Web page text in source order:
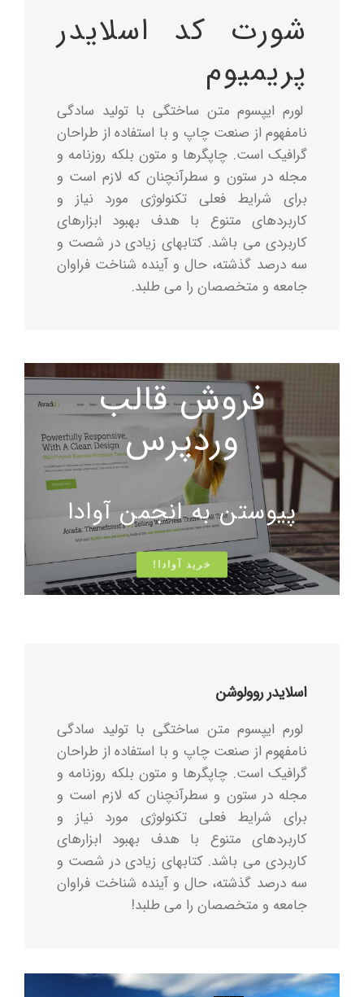
شورت کد اسلایدر
پریمیوم
لورم ایپسوم متن ساختگی با تولید سادگی
نامفهوم از صنعت چاپ و با استفاده از طراحان
گرافیک است. چاپگرها و متون بلکه روزنامه و
مجله در ستون و سطرآنچنان که لازم است و
برای شرایط فعلی تکنولوژی مورد نیاز و
کاربردهای متنوع با هدف بهبود ابزارهای
کاربردی می باشد. کتابهای زیادی در شصت و
سه درصد گذشته، حال و آینده شناخت فراوان
جامعه و متخصصان را می طلبد.
فروش قالب
وردپرس
پیوستن به انجمن آوادا
خرید آوادا!
اسلایدر روولوشن
لورم ایپسوم متن ساختگی با تولید سادگی
نامفهوم از صنعت چاپ و با استفاده از طراحان
گرافیک است. چاپگرها و متون بلکه روزنامه و
مجله در ستون و سطرآنچنان که لازم است و
برای شرایط فعلی تکنولوژی مورد نیاز و
کاربردهای متنوع با هدف بهبود ابزارهای
کاربردی می باشد. کتابهای زیادی در شصت و
سه درصد گذشته، حال و آینده شناخت فراوان
جامعه و متخصصان را می طلبد!